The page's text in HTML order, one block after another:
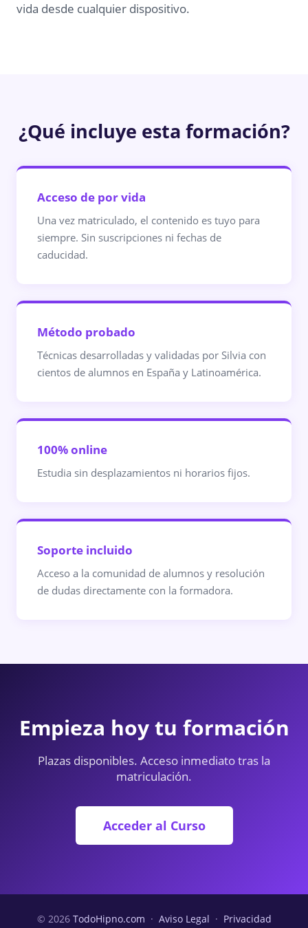
vida desde cualquier dispositivo.
¿Qué incluye esta formación?
Acceso de por vida
Una vez matriculado, el contenido es tuyo para
siempre. Sin suscripciones ni fechas de
caducidad.
Método probado
Técnicas desarrolladas y validadas por Silvia con
cientos de alumnos en España y Latinoamérica.
100% online
Estudia sin desplazamientos ni horarios fijos.
Soporte incluido
Acceso a la comunidad de alumnos y resolución
de dudas directamente con la formadora.
Empieza hoy tu formación
Plazas disponibles. Acceso inmediato tras la
matriculación.
Acceder al Curso
© 2026 TodoHipno.com · Aviso Legal · Privacidad